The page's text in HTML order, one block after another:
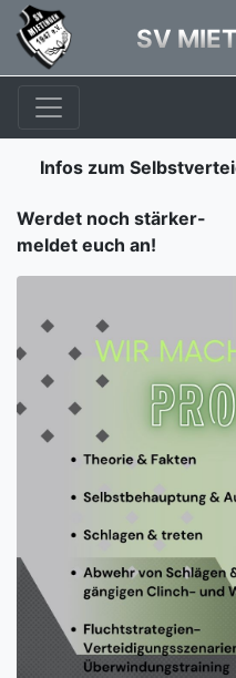
SV
Infos zum
Werdet noch stärker-
meldet euch an!